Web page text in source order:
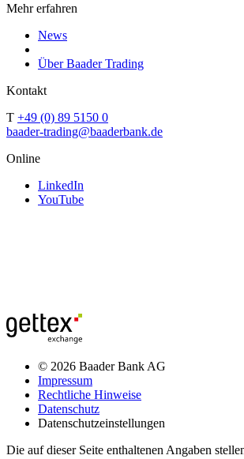
Mehr erfahren
News
Über Baader Trading
Kontakt
T +49 (0) 89 5150 0
baader-trading@baaderbank.de
Online
LinkedIn
YouTube
© 2026 Baader Bank AG
Impressum
Rechtliche Hinweise
Datenschutz
Datenschutzeinstellungen
Die auf dieser Seite enthaltenen Angaben